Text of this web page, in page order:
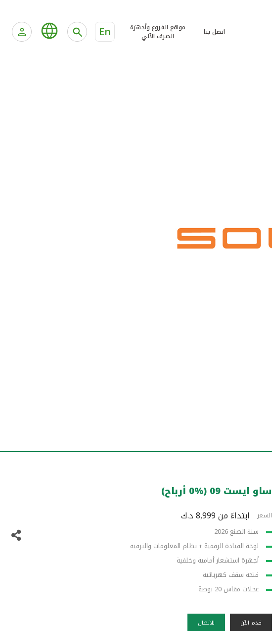
اتصل بنا
مواقع الفروع وأجهزة
الصرف الآلي
En
ساو ايست 09 (%0 أرباح)
السعر ابتداءً من 8,999 د.ك
سنة الصنع 2026
لوحة القيادة الرقمية + نظام المعلومات والترفيه
أجهزة استشعار أمامية وخلفية
فتحة سقف كھربائیة
عجلات مقاس 20 بوصة
قدم الآن للاتصال